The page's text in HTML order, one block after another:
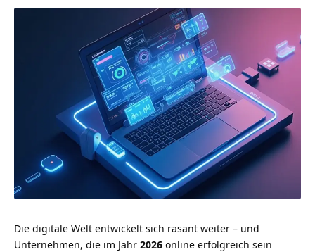
Die digitale Welt entwickelt sich rasant weiter – und
Unternehmen, die im Jahr 2026 online erfolgreich sein